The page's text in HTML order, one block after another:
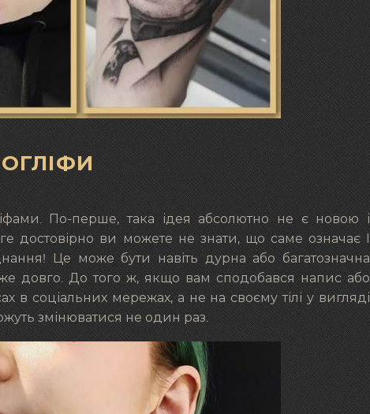
По-перше, така ідея абсолютно не є новою і
достовірно ви можете не знати, що саме означає І
Це може бути навіть дурна або багатозначна
довго. До того ж, якщо вам сподобався напис або
в соціальних мережах, а не на своєму тілі у вигляді
змінюватися не один раз.